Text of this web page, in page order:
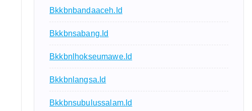
Bkkbnbandaaceh.id
Bkkbnsabang.id
Bkkbnlhokseumawe.id
Bkkbnlangsa.id
Bkkbnsubulussalam.id